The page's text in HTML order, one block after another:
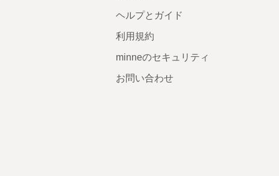
ヘルプとガイド
利用規約
minneのセキュリティ
お問い合わせ